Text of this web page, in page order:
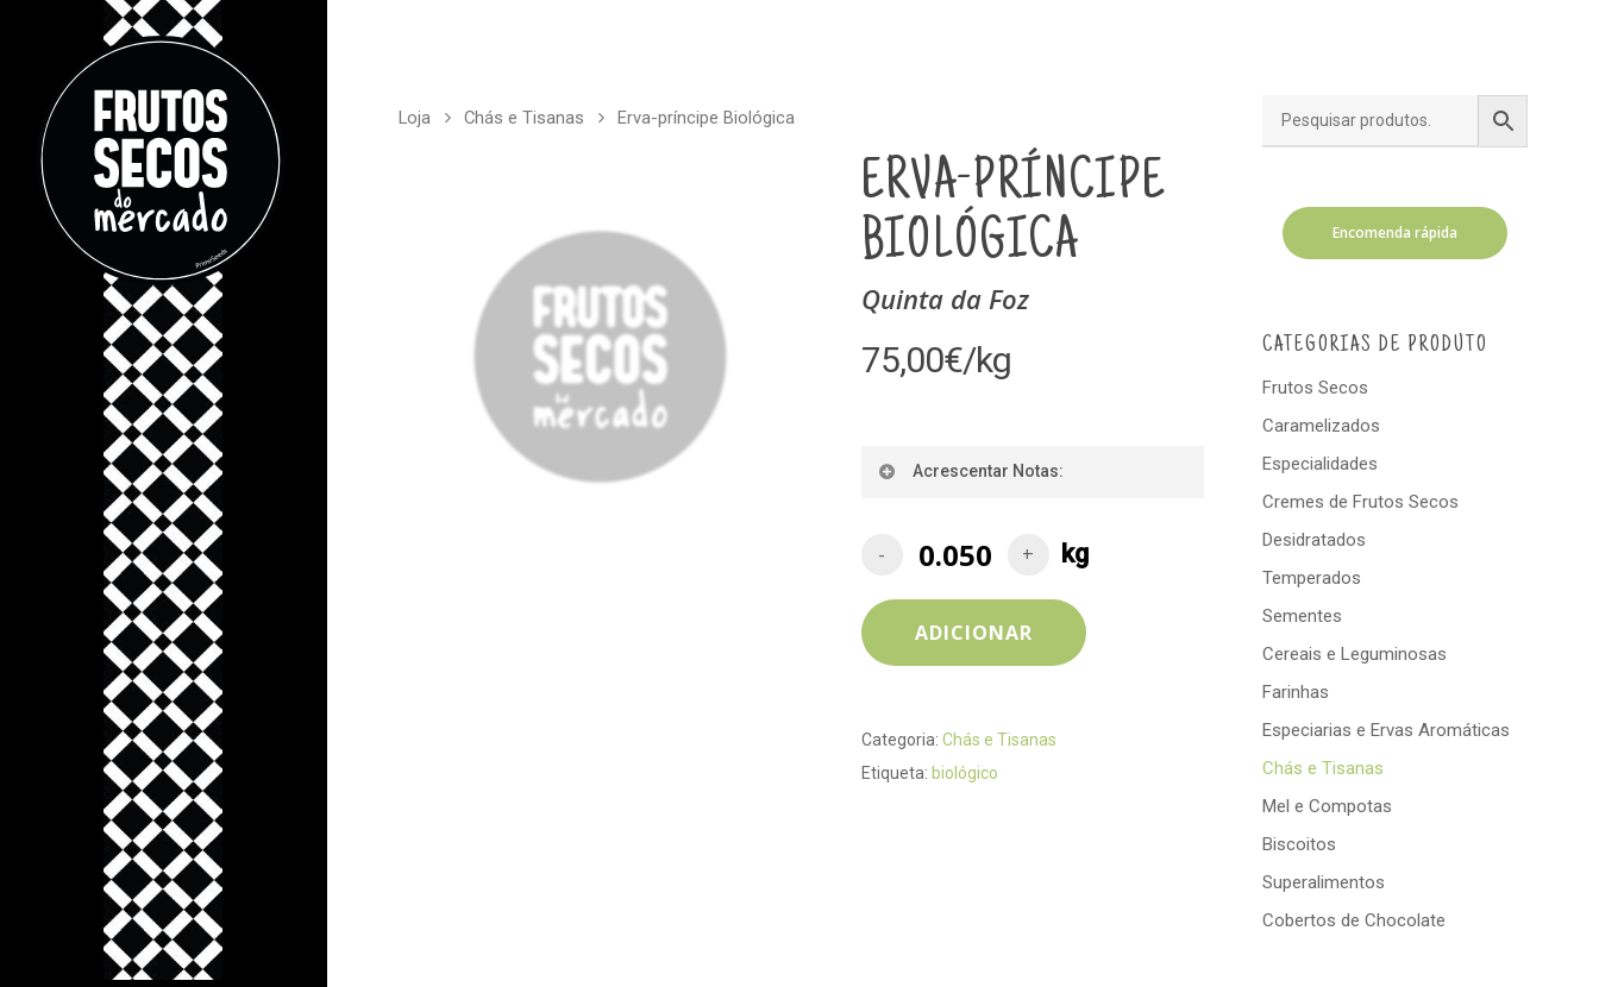
Loja Chás e Tisanas Erva-príncipe Biológica
ERVA-PRÍNCIPE
BIOLÓGICA
Quinta da Foz
75,00€/kg
Acrescentar Notas:
ADICIONAR
Categoria: Chás e Tisanas
Etiqueta: biológico
Encomenda rápida
CATEGORIAS DE PRODUTO
Frutos Secos
Caramelizados
Especialidades
Cremes de Frutos Secos
Desidratados
Temperados
Sementes
Cereais e Leguminosas
Farinhas
Especiarias e Ervas Aromáticas
Chás e Tisanas
Mel e Compotas
Biscoitos
Superalimentos
Cobertos de Chocolate